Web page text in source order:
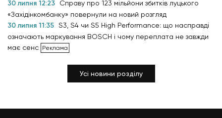
30 липня 12:23
Справу про 123 мільйони збитків луцького
«Західінкомбанку» повернули на новий розгляд
30 липня 11:35 S3, S4 чи S5 High Performance: що насправді
означають маркування BOSCH і чому переплата не завжди
має сенс
Усі новини розділу